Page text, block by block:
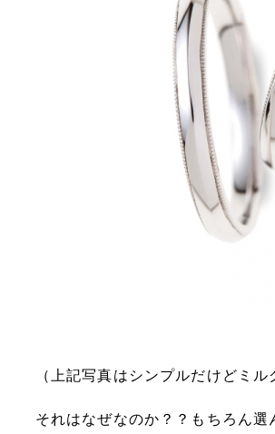
（上記写真はシンプルだけどミ
それはなぜなのか？？もちろん